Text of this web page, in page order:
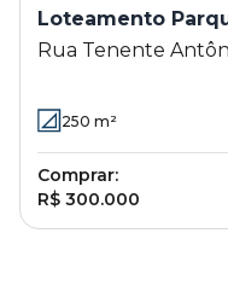
Loteamento
Rua Tenente
Martinho - Campinas
250 m²
Comprar:
R$ 300.000